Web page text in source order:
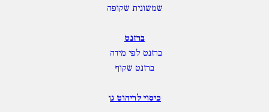
שמשונית שקופה
ברזנט
ברזנט לפי מידה
ברזנט שקוף
כיסוי לריהוט גן